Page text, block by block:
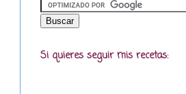
Si quieres seguir mis recetas: